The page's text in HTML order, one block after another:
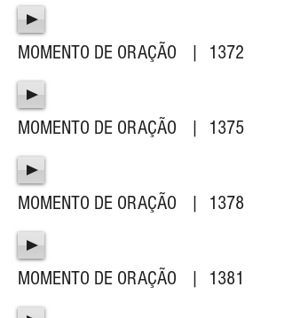
MOMENTO DE ORAÇÃO | 1372
MOMENTO DE ORAÇÃO | 1375
MOMENTO DE ORAÇÃO | 1378
MOMENTO DE ORAÇÃO | 1381